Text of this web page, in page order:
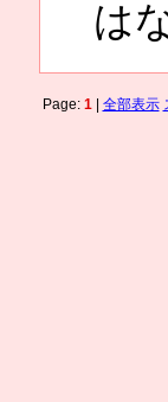
は
Page: 1| 全部表示